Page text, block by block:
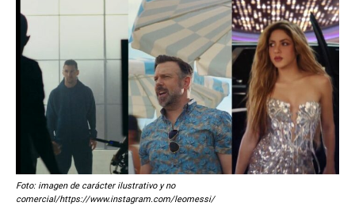
Foto: imagen de carácter ilustrativo y no
comercial/https://www.instagram.com/leomessi/